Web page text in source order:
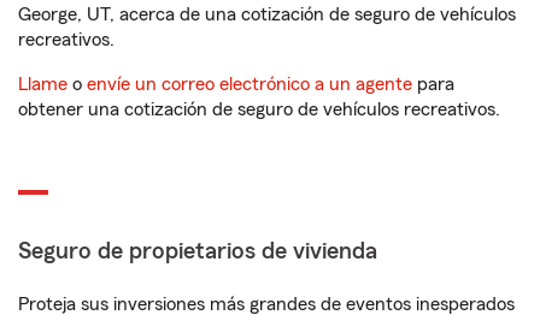
George, UT, acerca de una cotización de seguro de vehículos
recreativos.
Llame o envíe un correo electrónico a un agente para
obtener una cotización de seguro de vehículos recreativos.
Seguro de propietarios de vivienda
Proteja sus inversiones más grandes de eventos inesperados